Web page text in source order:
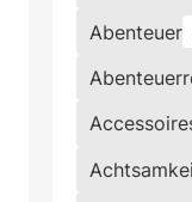
Abenteuer